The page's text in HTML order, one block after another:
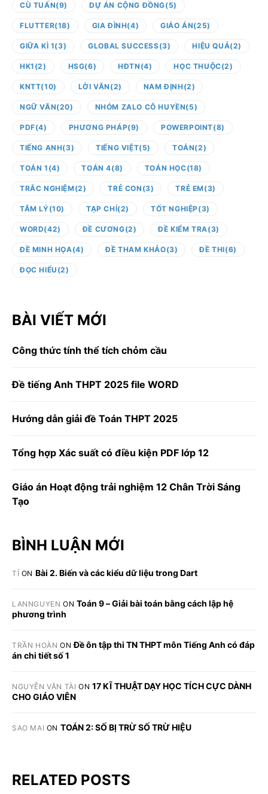
CÙ TUẤN(9) DỰ ÁN CỘNG ĐỒNG(5)
FLUTTER(18) GIA ĐÌNH(4) GIÁO ÁN(25)
GIỮA KÌ 1(3) GLOBAL SUCCESS(3) HIỆU QUẢ(2)
HK1 (2) HSG(6) HĐTN (4) HỌC THUỘC(2)
KNTT(10) LỜI VĂN (2) NAM ĐỊNH(2)
NGỮ VĂN(20) NHÓM ZALO CÔ HUYỀN(5)
PDF(4) PHƯƠNG PHÁP(9) POWERPOINT(8)
TIẾNG ANH(3) TIẾNG VIỆT(5) TOÁN(2)
TOÁN 1 (4) TOÁN 4(8) TOÁN HỌC(18)
TRẮC NGHIỆM(2) TRẺ CON (3) TRẺ EM(3)
TÂM LÝ(10) TẠP CHÍ(2) TỐT NGHIỆP(3)
WORD(42) ĐỀ CƯƠNG(2) ĐỀ KIỂM TRA(3)
ĐỀ MINH HỌA(4) ĐỀ THAM KHẢO(3) ĐỀ THI(6)
ĐỌC HIỂU (2)
BÀI VIẾT MỚI
Công thức tính thể tích chỏm cầu
Đề tiếng Anh THPT 2025 file WORD
Hướng dẫn giải đề Toán THPT 2025
Tổng hợp Xác suất có điều kiện PDF lớp 12
Giáo án Hoạt động trải nghiệm 12 Chân Trời Sáng
Tạo
BÌNH LUẬN MỚI
TÍ ON Bài 2. Biến và các kiểu dữ liệu trong Dart
LANNGUYEN ON Toán 9 – Giải bài toán bằng cách lập hệ
phương trình
TRẦN HOÀN ONĐề ôn tập thi TN THPT môn Tiếng Anh có đáp
án chi tiết số 1
NGUYỄN VĂN TÀI ON 17 KĨ THUẬT DẠY HỌC TÍCH CỰC DÀNH
CHO GIÁO VIÊN
SAO MAI ON TOÁN 2: SỐ BỊ TRỪ SỐ TRỪ HIỆU
RELATED POSTS